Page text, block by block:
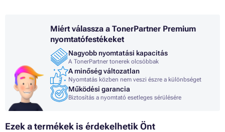
Miért válassza a TonerPartner Premium
nyomtatófestékeket
Nagyobb nyomtatási kapacitás
A TonerPartner tonerek olcsóbbak
A minőség változatlan
Nyomtatás közben nem veszi észre a különbséget
Működési garancia
Biztosítás a nyomtató esetleges sérülésére
Ezek a termékek is érdekelhetik Önt